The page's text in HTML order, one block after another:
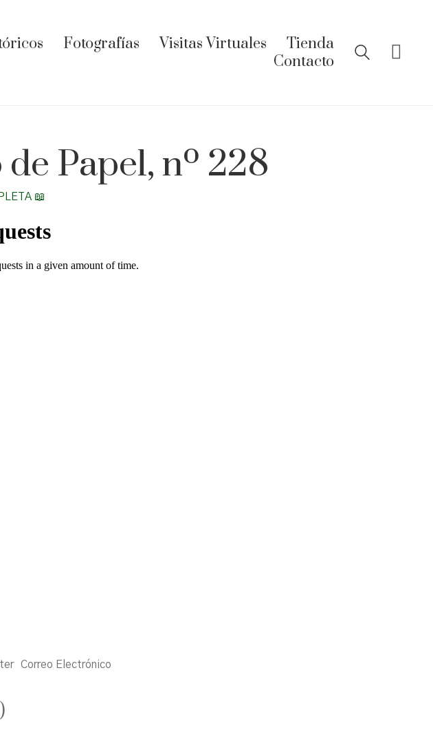
Fotografías Visitas Virtuales
Tienda
Contacto
Papel, nº 228
📖
Correo Electrónico